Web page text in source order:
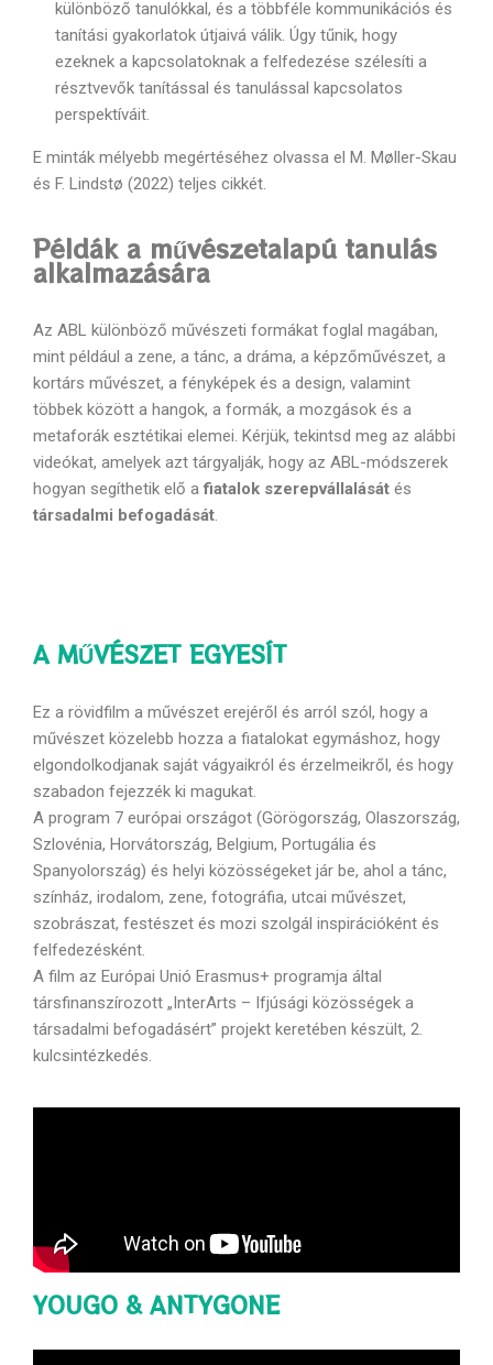
különböző tanulókkal, és a többféle kommunikációs és
tanítási gyakorlatok útjaivá válik. Úgy tűnik, hogy
ezeknek a kapcsolatoknak a felfedezése szélesíti a
résztvevők tanítással és tanulással kapcsolatos
perspektíváit.
E minták mélyebb megértéséhez olvassa el M. Møller-Skau
és F. Lindstø (2022) teljes cikkét.
Példák a művészetalapú tanulás
alkalmazására
Az ABL különböző művészeti formákat foglal magában,
mint például a zene, a tánc, a dráma, a képzőművészet, a
kortárs művészet, a fényképek és a design, valamint
többek között a hangok, a formák, a mozgások és a
metaforák esztétikai elemei. Kérjük, tekintsd meg az alábbi
videókat, amelyek azt tárgyalják, hogy az ABL-módszerek
hogyan segíthetik elő afiatalok szerepvállalását és
társadalmi befogadását.
A MŰVÉSZET EGYESÍT
Ez a rövidfilm a művészet erejéről és arról szól, hogy a
művészet közelebb hozza a fiatalokat egymáshoz, hogy
elgondolkodjanak saját vágyaikról és érzelmeikről, és hogy
szabadon fejezzék ki magukat.
A program 7 európai országot (Görögország, Olaszország,
Szlovénia, Horvátország, Belgium, Portugália és
Spanyolország) és helyi közösségeket jár be, ahol a tánc,
színház, irodalom, zene, fotográfia, utcai művészet,
szobrászat, festészet és mozi szolgál inspirációként és
felfedezésként.
A film az Európai Unió Erasmus+ programja által
társfinanszírozott „InterArts – Ifjúsági közösségek a
társadalmi befogadásért” projekt keretében készült, 2.
kulcsintézkedés.
YOUGO & ANTYGONE